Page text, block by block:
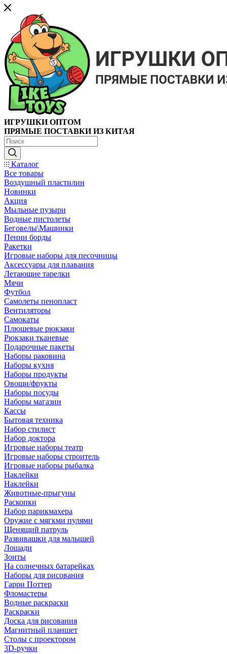
ИГРУШКИ ОПТОМ
ПРЯМЫЕ ПОСТАВКИ ИЗ КИТАЯ
Каталог
Все товары
Воздушный пластилин
Новинки
Акция
Мыльные пузыри
Водные пистолеты
Беговелы\Машинки
Пенни борды
Ракетки
Игровые наборы для песочницы
Аксессуары для плавания
Летающие тарелки
Мячи
Футбол
Самолеты пенопласт
Вентиляторы
Самокаты
Плюшевые рюкзаки
Рюкзаки тканевые
Подарочные пакеты
Наборы раковина
Наборы кухня
Наборы продукты
Овощи/фрукты
Наборы посуды
Наборы магазин
Кассы
Бытовая техника
Набор стилист
Набор доктора
Игровые наборы театр
Игровые наборы строитель
Игровые наборы рыбалка
Наклейки
Наклейки
Животные-прыгуны
Раскопки
Набор парикмахера
Оружие с мягкми пулями
Щенящий патруль
Развивашки для малышей
Лошади
Зонты
На солнечных батарейках
Наборы для рисования
Гарри Поттер
Фломастеры
Водные раскраски
Раскраски
Доска для рисования
Магнитный планшет
Столы с проектором
3D-ручки